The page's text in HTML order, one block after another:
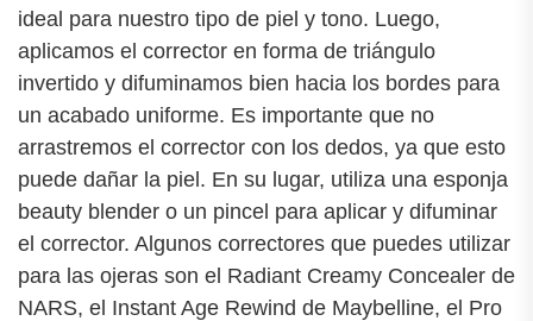
ideal para nuestro tipo de piel y tono. Luego,
aplicamos el corrector en forma de triángulo
invertido y difuminamos bien hacia los bordes para
un acabado uniforme. Es importante que no
arrastremos el corrector con los dedos, ya que esto
puede dañar la piel. En su lugar, utiliza una esponja
beauty blender o un pincel para aplicar y difuminar
el corrector. Algunos correctores que puedes utilizar
para las ojeras son el Radiant Creamy Concealer de
NARS, el Instant Age Rewind de Maybelline, el Pro